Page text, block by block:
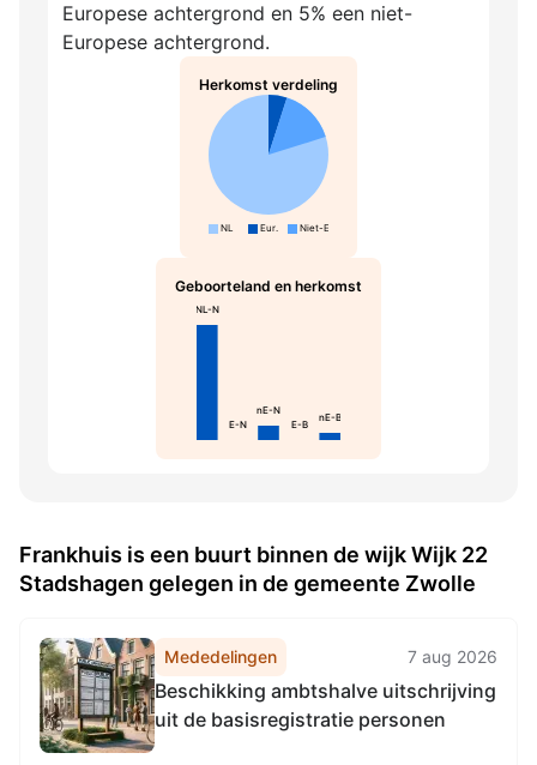
Europese achtergrond en 5% een niet-
Europese achtergrond.
Herkomst verdeling
NL Eur. Niet-Eur.
Geboorteland en herkomst
NL-N
E-N
nE-N
E-B
nE-B
Frankhuis is een buurt binnen de wijk Wijk 22
Stadshagen gelegen in de gemeente Zwolle
Mededelingen 7 aug 2026
Beschikking ambtshalve uitschrijving
uit de basisregistratie personen